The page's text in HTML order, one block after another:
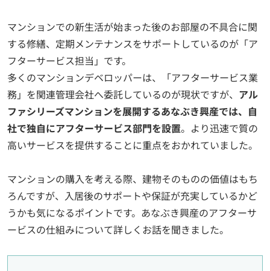
マンションでの新生活が始まった後のお部屋の不具合に関
する修繕、定期メンテナンスをサポートしているのが「ア
フターサービス担当」です。
多くのマンションデベロッパーは、「アフターサービス業
務」を関連管理会社へ委託しているのが現状ですが、 アル
ファシリーズマンションを展開するあなぶき興産では、自
社で独自にアフターサービス部門を設置。より迅速で質の
高いサービスを提供することに重点をおかれていました。
マンションの購入を考える際、建物そのものの価値はもち
ろんですが、入居後のサポートや保証が充実しているかど
うかも気になるポイントです。あなぶき興産のアフターサ
ービスの仕組みについて詳しくお話を聞きました。